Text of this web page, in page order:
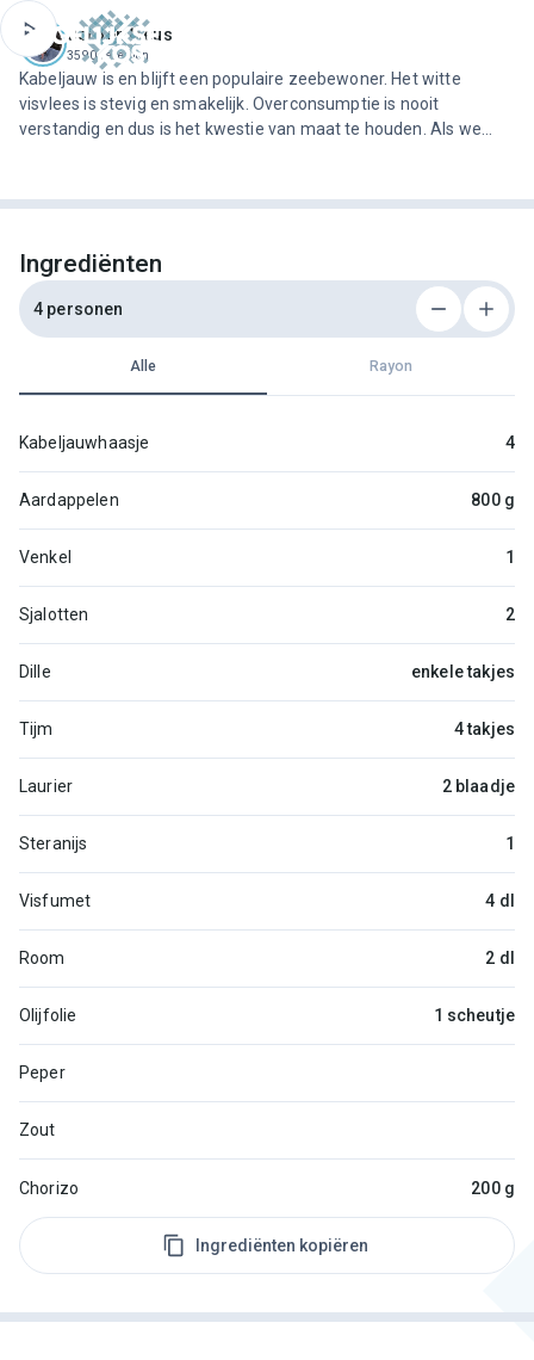
Jeroen Meus
3590 recepten
Kabeljauw is en blijft een populaire zeebewoner. Het witte
visvlees is stevig en smakelijk. Overconsumptie is nooit
verstandig en dus is het kwestie van maat te houden. Als we
van…
Ingrediënten
4 personen
Alle Rayon
Kabeljauwhaasje 4
Aardappelen 800 g
Venkel 1
Sjalotten 2
Dille enkele takjes
Tijm 4 takjes
Laurier 2 blaadje
Steranijs 1
Visfumet 4 dl
Room 2 dl
Olijfolie 1 scheutje
Peper
Zout
Chorizo 200 g
Ingrediënten kopiëren